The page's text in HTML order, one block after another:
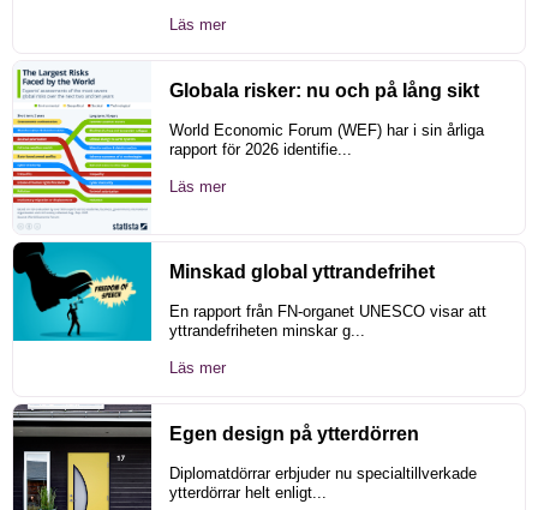
Läs mer
Globala risker: nu och på lång sikt
World Economic Forum (WEF) har i sin årliga
rapport för 2026 identifie...
Läs mer
Minskad global yttrandefrihet
En rapport från FN-organet UNESCO visar att
yttrandefriheten minskar g...
Läs mer
Egen design på ytterdörren
Diplomatdörrar erbjuder nu specialtillverkade
ytterdörrar helt enligt...